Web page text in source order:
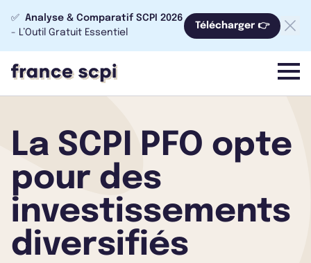
✅ Analyse & Comparatif SCPI 2026
- L’Outil Gratuit Essentiel
Télécharger 👉
menu
La SCPI PFO opte
pour des
investissements
diversifiés